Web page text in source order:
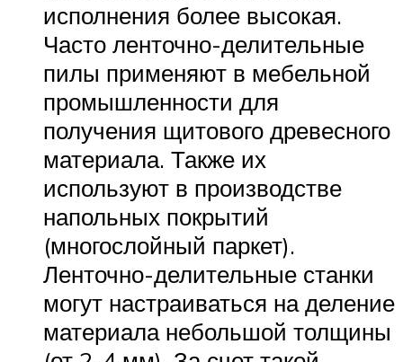
исполнения более высокая.
Часто ленточно-делительные
пилы применяют в мебельной
промышленности для
получения щитового древесного
материала. Также их
используют в производстве
напольных покрытий
(многослойный паркет).
Ленточно-делительные станки
могут настраиваться на деление
материала небольшой толщины